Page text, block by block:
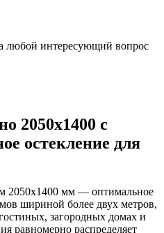
любой интересующий вопрос
2050х1400 с
остекление для
2050х1400 мм — оптимальное
шириной более двух метров,
загородных домах и
равномерно распределяет